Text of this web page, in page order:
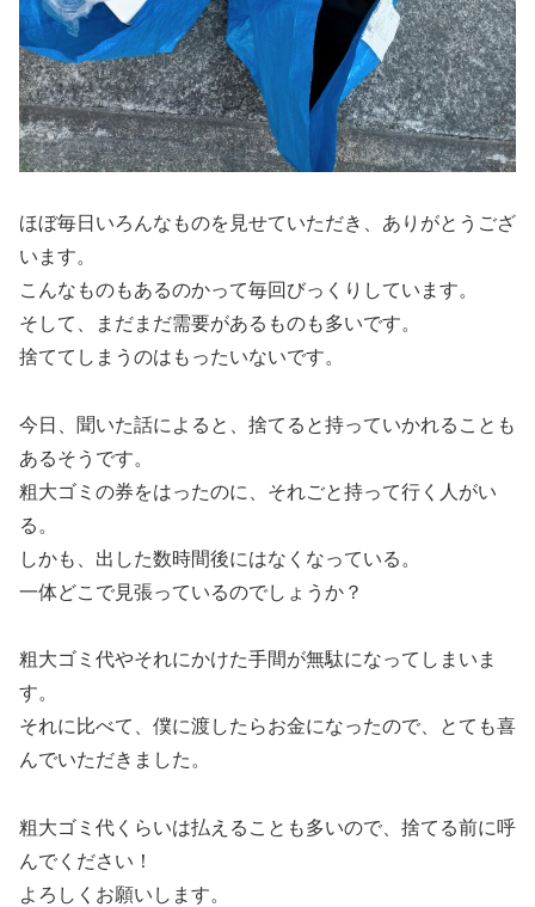
ほぼ毎日いろんなものを見せていただき、ありがとうござ
います。
こんなものもあるのかって毎回びっくりしています。
そして、まだまだ需要があるものも多いです。
捨ててしまうのはもったいないです。
今日、聞いた話によると、捨てると持っていかれることも
あるそうです。
粗大ゴミの券をはったのに、それごと持って行く人がい
る。
しかも、出した数時間後にはなくなっている。
一体どこで見張っているのでしょうか？
粗大ゴミ代やそれにかけた手間が無駄になってしまいま
す。
それに比べて、僕に渡したらお金になったので、とても喜
んでいただきました。
粗大ゴミ代くらいは払えることも多いので、捨てる前に呼
んでください！
よろしくお願いします。